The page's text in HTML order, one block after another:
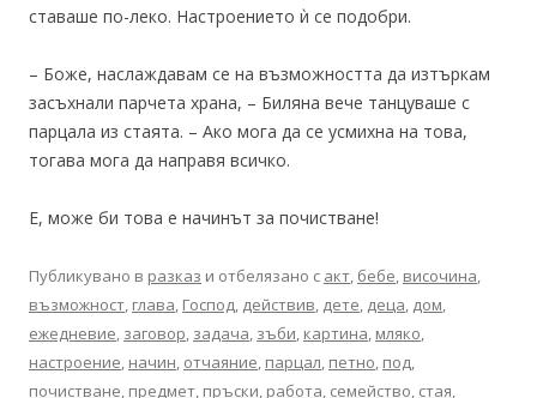
ставаше по-леко. Настроението ѝ се подобри.
– Боже, наслаждавам се на възможността да изтъркам
засъхнали парчета храна, – Биляна вече танцуваше с
парцала из стаята. – Ако мога да се усмихна на това,
тогава мога да направя всичко.
Е, може би това е начинът за почистване!
Публикувано в разказ и отбелязано с акт, бебе, височина,
възможност, глава, Господ, действив, дете, деца, дом,
ежедневие, заговор, задача, зъби, картина, мляко,
настроение, начин, отчаяние, парцал, петно, под,
почистване, предмет, пръски, работа, семейство, стая,